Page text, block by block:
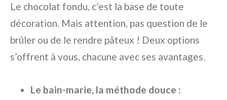
Le chocolat fondu, c’est la base de toute
décoration. Mais attention, pas question de le
brûler ou de le rendre pâteux ! Deux options
s’offrent à vous, chacune avec ses avantages.
Le bain-marie, la méthode douce :